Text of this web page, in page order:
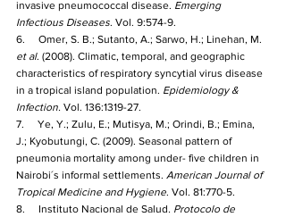
invasive pneumococcal disease. Emerging
Infectious Diseases. Vol. 9:574-9.
6.     Omer, S. B.; Sutanto, A.; Sarwo, H.; Linehan, M.
et al. (2008). Climatic, temporal, and geographic
characteristics of respiratory syncytial virus disease
in a tropical island population. Epidemiology &
Infection. Vol. 136:1319-27.
7.     Ye, Y.; Zulu, E.; Mutisya, M.; Orindi, B.; Emina,
J.; Kyobutungi, C. (2009). Seasonal pattern of
pneumonia mortality among under- five children in
Nairobi´s informal settlements. American Journal of
Tropical Medicine and Hygiene. Vol. 81:770-5.
8.     Instituto Nacional de Salud. Protocolo de